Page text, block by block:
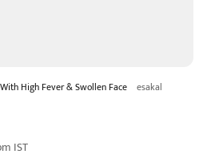
High Fever & Swollen Face esakal
IST